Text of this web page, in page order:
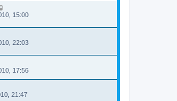
15:00
22:03
17:56
21:47